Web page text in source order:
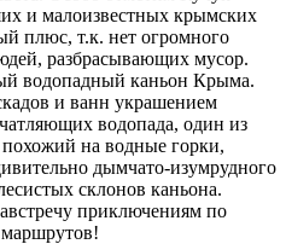
и малоизвестных крымских
плюс, т.к. нет огромного
разбрасывающих мусор.
водопадный каньон Крыма.
и ванн украшением
водопада, один из
на водные горки,
дымчато-изумрудного
склонов каньона.
приключениям по